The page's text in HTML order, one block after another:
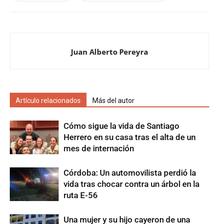
Juan Alberto Pereyra
Artículo relacionados Más del autor
Cómo sigue la vida de Santiago
Herrero en su casa tras el alta de un
mes de internación
Córdoba: Un automovilista perdió la
vida tras chocar contra un árbol en la
ruta E-56
Una mujer y su hijo cayeron de una